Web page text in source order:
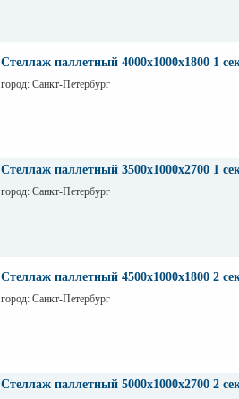
Стеллаж паллетный 4000х1000х1800 1
город: Санкт-Петербург
Стеллаж паллетный 3500х1000х2700 1
город: Санкт-Петербург
Стеллаж паллетный 4500х1000х1800 2
город: Санкт-Петербург
Стеллаж паллетный 5000х1000х2700 2